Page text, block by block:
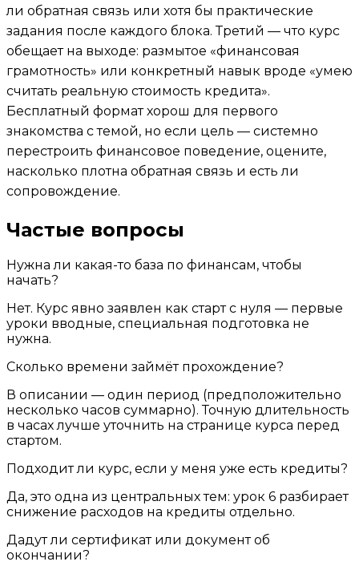
ли обратная связь или хотя бы практические
задания после каждого блока. Третий — что курс
обещает на выходе: размытое «финансовая
грамотность» или конкретный навык вроде «умею
считать реальную стоимость кредита».
Бесплатный формат хорош для первого
знакомства с темой, но если цель — системно
перестроить финансовое поведение, оцените,
насколько плотна обратная связь и есть ли
сопровождение.
Частые вопросы
Нужна ли какая-то база по финансам, чтобы
начать?
Нет. Курс явно заявлен как старт с нуля — первые
уроки вводные, специальная подготовка не
нужна.
Сколько времени займёт прохождение?
В описании — один период (предположительно
несколько часов суммарно). Точную длительность
в часах лучше уточнить на странице курса перед
стартом.
Подходит ли курс, если у меня уже есть кредиты?
Да, это одна из центральных тем: урок 6 разбирает
снижение расходов на кредиты отдельно.
Дадут ли сертификат или документ об
окончании?